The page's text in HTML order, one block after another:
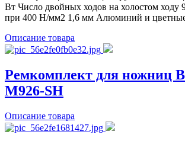
Вт Число двойных ходов на холостом ходу
при 400 Н/мм2 1,6 мм Алюминий и
Описание товара
Ремкомплект для ножниц
M926-SH
Описание товара